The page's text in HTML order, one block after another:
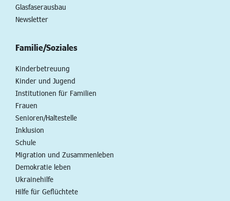
Glasfaserausbau
Newsletter
Familie/Soziales
Kinderbetreuung
Kinder und Jugend
Institutionen für Familien
Frauen
Senioren/Haltestelle
Inklusion
Schule
Migration und Zusammenleben
Demokratie leben
Ukrainehilfe
Hilfe für Geflüchtete